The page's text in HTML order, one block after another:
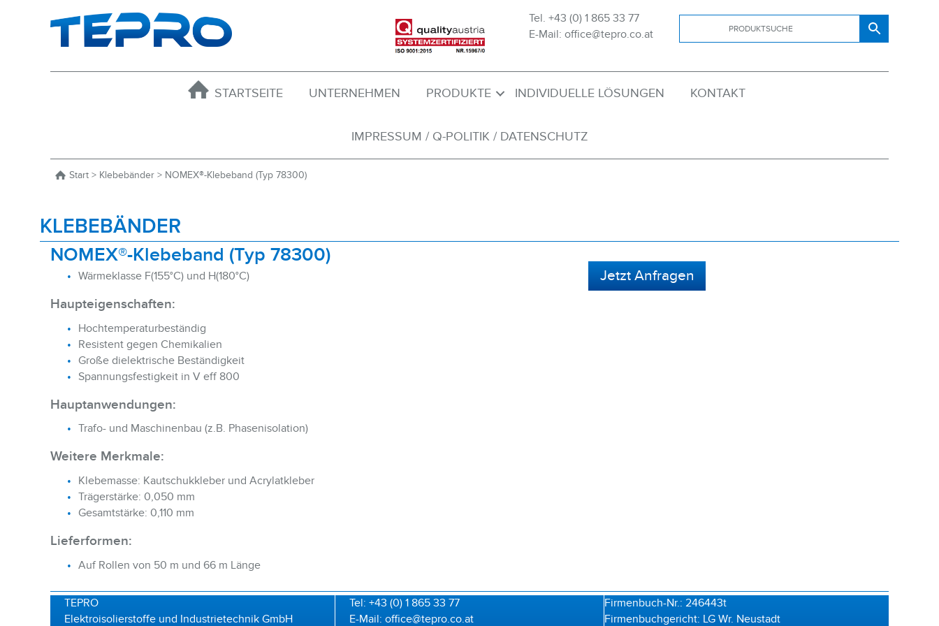
Tel. +43 (0) 1 865 33 77
E-Mail: office@tepro.co.at
STARTSEITE UNTERNEHMEN PRODUKTE INDIVIDUELLE LÖSUNGEN KONTAKT
IMPRESSUM / Q-POLITIK / DATENSCHUTZ
Start> Klebebänder> NOMEX®-Klebeband (Typ 78300)
KLEBEBÄNDER
NOMEX®-Klebeband (Typ 78300)
Wärmeklasse F(155°C) und H(180°C)
Haupteigenschaften:
Hochtemperaturbeständig
Resistent gegen Chemikalien
Große dielektrische Beständigkeit
Spannungsfestigkeit in V eff 800
Hauptanwendungen:
Trafo- und Maschinenbau (z.B. Phasenisolation)
Weitere Merkmale:
Klebemasse: Kautschukkleber und Acrylatkleber
Trägerstärke: 0,050 mm
Gesamtstärke: 0,110 mm
Lieferformen:
Auf Rollen von 50 m und 66 m Länge
Jetzt Anfragen
TEPRO
Elektroisolierstoffe und Industrietechnik GmbH
Tel: +43 (0) 1 865 33 77
E-Mail: office@tepro.co.at
Firmenbuch-Nr.: 246443t
Firmenbuchgericht: LG Wr. Neustadt